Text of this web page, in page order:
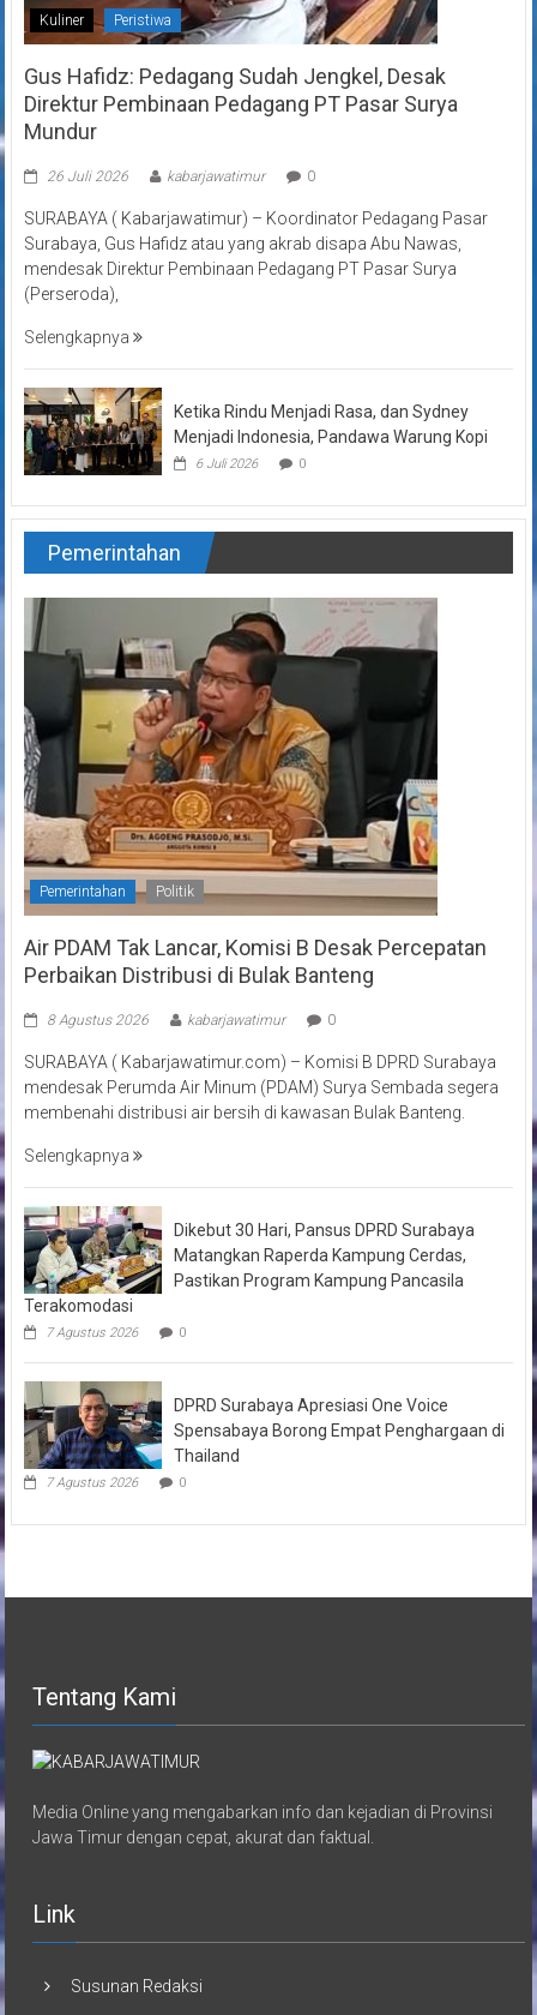
Kuliner Peristiwa
Gus Hafidz: Pedagang Sudah Jengkel, Desak
Direktur Pembinaan Pedagang PT Pasar Surya
Mundur
26 Juli 2026 kabarjawatimur 0
SURABAYA ( Kabarjawatimur) – Koordinator Pedagang Pasar
Surabaya, Gus Hafidz atau yang akrab disapa Abu Nawas,
mendesak Direktur Pembinaan Pedagang PT Pasar Surya
(Perseroda),
Selengkapnya
Ketika Rindu Menjadi Rasa, dan Sydney
Menjadi Indonesia, Pandawa Warung Kopi
6 Juli 2026 0
Pemerintahan
Pemerintahan Politik
Air PDAM Tak Lancar, Komisi B Desak Percepatan
Perbaikan Distribusi di Bulak Banteng
8 Agustus 2026 kabarjawatimur 0
SURABAYA ( Kabarjawatimur.com) – Komisi B DPRD Surabaya
mendesak Perumda Air Minum (PDAM) Surya Sembada segera
membenahi distribusi air bersih di kawasan Bulak Banteng.
Selengkapnya
Dikebut 30 Hari, Pansus DPRD Surabaya
Matangkan Raperda Kampung Cerdas,
Pastikan Program Kampung Pancasila
Terakomodasi
7 Agustus 2026 0
DPRD Surabaya Apresiasi One Voice
Spensabaya Borong Empat Penghargaan di
Thailand
7 Agustus 2026 0
Tentang Kami
Media Online yang mengabarkan info dan kejadian di Provinsi
Jawa Timur dengan cepat, akurat dan faktual.
Link
Susunan Redaksi